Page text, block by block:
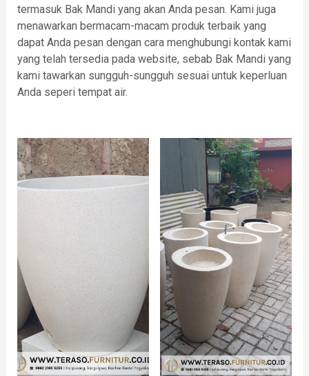
termasuk Bak Mandi yang akan Anda pesan. Kami juga
menawarkan bermacam-macam produk terbaik yang
dapat Anda pesan dengan cara menghubungi kontak kami
yang telah tersedia pada website, sebab Bak Mandi yang
kami tawarkan sungguh-sungguh sesuai untuk keperluan
Anda seperi tempat air.